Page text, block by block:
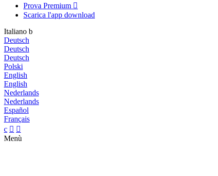
Prova Premium 
Scarica l'app download
Italiano b
Deutsch
Deutsch
Deutsch
Polski
English
English
Nederlands
Nederlands
Español
Français
c  
Menù